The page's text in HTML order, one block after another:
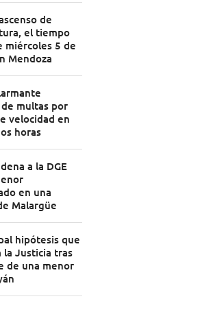
de
el tiempo
miércoles 5 de
Mendoza
multas por
velocidad en
horas
a la DGE
en una
Malargüe
hipótesis que
la Justicia tras
de una menor